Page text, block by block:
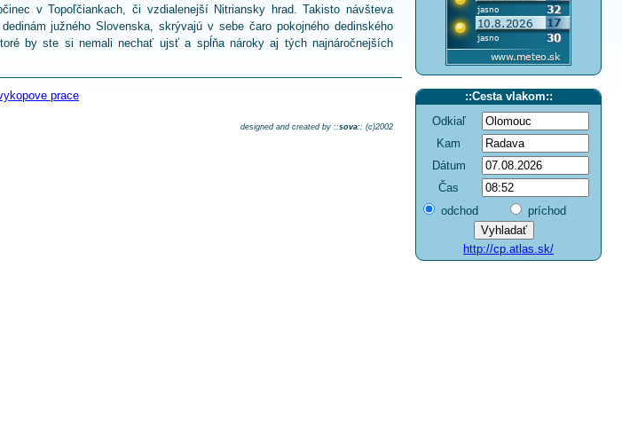
v Topoľčiankach, či vzdialenejší Nitriansky hrad. Takisto návšteva
južného Slovenska, skrývajú v sebe čaro pokojného dedinského
by ste si nemali nechať ujsť a spĺňa nároky aj tých najnáročnejších
prace
designed and created by ::sova:: (c)2002
::Cesta vlakom::
Odkiaľ
Kam
Dátum
Čas
odchod
príchod
http://cp.atlas.sk/